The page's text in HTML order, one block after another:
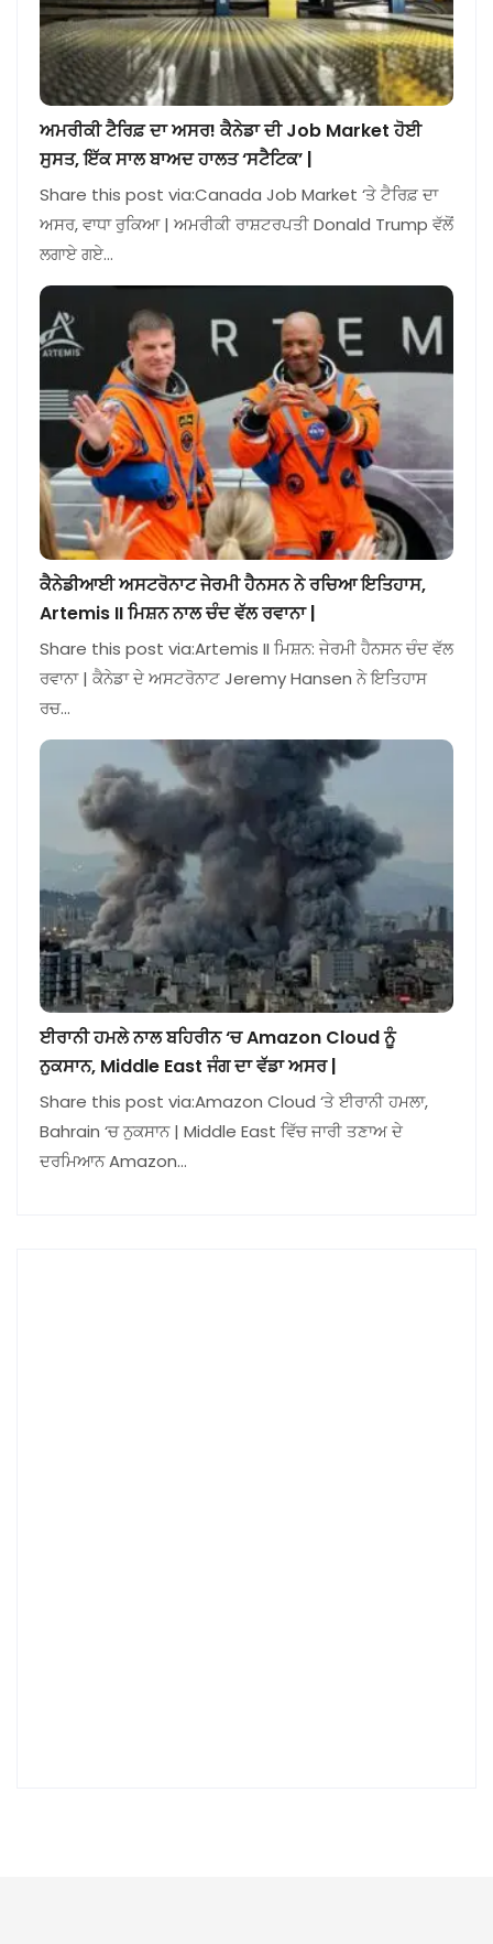
ਅਮਰੀਕੀ ਟੈਰਿਫ਼ ਦਾ ਅਸਰ! ਕੈਨੇਡਾ ਦੀ Job Market ਹੋਈ
ਸੁਸਤ, ਇੱਕ ਸਾਲ ਬਾਅਦ ਹਾਲਤ ‘ਸਟੈਟਿਕ’ |
Share this post via:Canada Job Market ‘ਤੇ ਟੈਰਿਫ਼ ਦਾ
ਅਸਰ, ਵਾਧਾ ਰੁਕਿਆ | ਅਮਰੀਕੀ ਰਾਸ਼ਟਰਪਤੀ Donald Trump ਵੱਲੋਂ
ਲਗਾਏ ਗਏ…
ਕੈਨੇਡੀਆਈ ਅਸਟਰੋਨਾਟ ਜੇਰਮੀ ਹੈਨਸਨ ਨੇ ਰਚਿਆ ਇਤਿਹਾਸ,
Artemis II ਮਿਸ਼ਨ ਨਾਲ ਚੰਦ ਵੱਲ ਰਵਾਨਾ |
Share this post via:Artemis II ਮਿਸ਼ਨ: ਜੇਰਮੀ ਹੈਨਸਨ ਚੰਦ ਵੱਲ
ਰਵਾਨਾ | ਕੈਨੇਡਾ ਦੇ ਅਸਟਰੋਨਾਟ Jeremy Hansen ਨੇ ਇਤਿਹਾਸ
ਰਚ…
ਈਰਾਨੀ ਹਮਲੇ ਨਾਲ ਬਹਿਰੀਨ ‘ਚ Amazon Cloud ਨੂੰ
ਨੁਕਸਾਨ, Middle East ਜੰਗ ਦਾ ਵੱਡਾ ਅਸਰ |
Share this post via:Amazon Cloud ‘ਤੇ ਈਰਾਨੀ ਹਮਲਾ,
Bahrain ‘ਚ ਨੁਕਸਾਨ | Middle East ਵਿੱਚ ਜਾਰੀ ਤਣਾਅ ਦੇ
ਦਰਮਿਆਨ Amazon…